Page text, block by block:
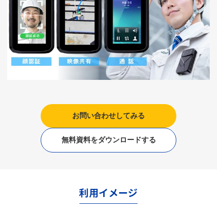
お問い合わせしてみる
無料資料をダウンロードする
利用イメージ